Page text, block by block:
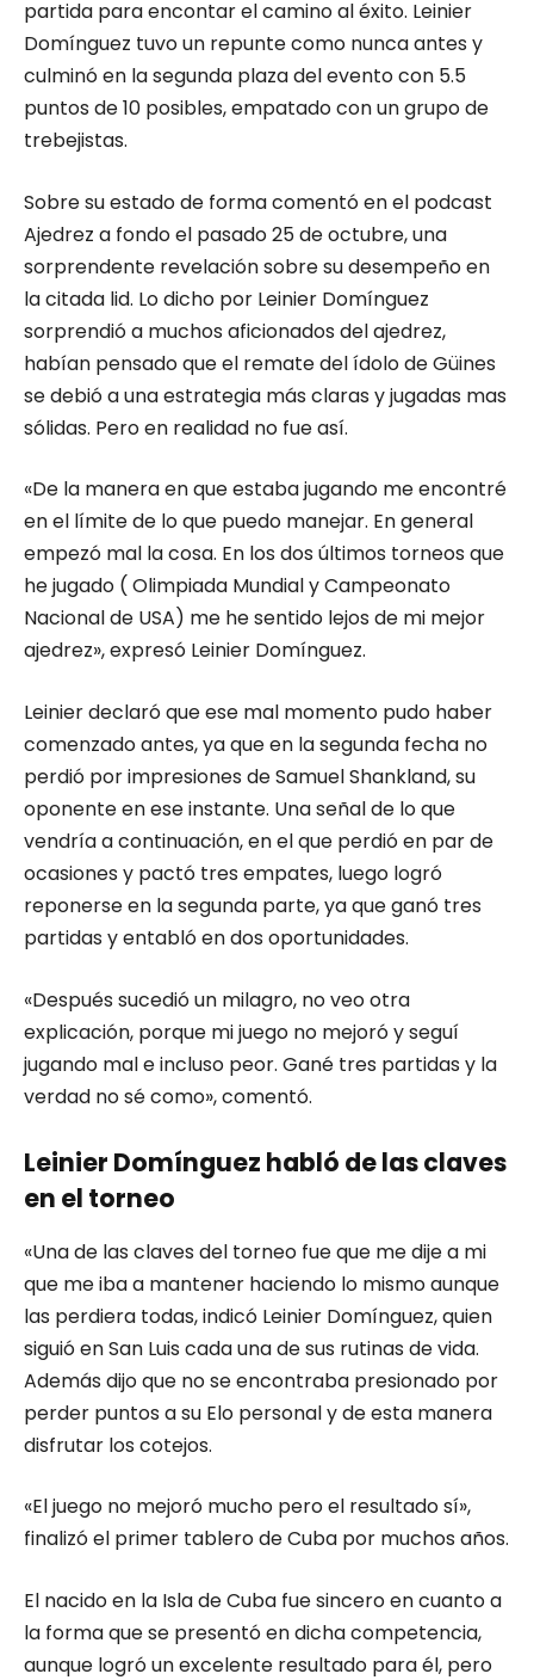
partida para encontar el camino al éxito. Leinier
Domínguez tuvo un repunte como nunca antes y
culminó en la segunda plaza del evento con 5.5
puntos de 10 posibles, empatado con un grupo de
trebejistas.
Sobre su estado de forma comentó en el podcast
Ajedrez a fondo el pasado 25 de octubre, una
sorprendente revelación sobre su desempeño en
la citada lid. Lo dicho por Leinier Domínguez
sorprendió a muchos aficionados del ajedrez,
habían pensado que el remate del ídolo de Güines
se debió a una estrategia más claras y jugadas mas
sólidas. Pero en realidad no fue así.
«De la manera en que estaba jugando me encontré
en el límite de lo que puedo manejar. En general
empezó mal la cosa. En los dos últimos torneos que
he jugado ( Olimpiada Mundial y Campeonato
Nacional de USA) me he sentido lejos de mi mejor
ajedrez», expresó Leinier Domínguez.
Leinier declaró que ese mal momento pudo haber
comenzado antes, ya que en la segunda fecha no
perdió por impresiones de Samuel Shankland, su
oponente en ese instante. Una señal de lo que
vendría a continuación, en el que perdió en par de
ocasiones y pactó tres empates, luego logró
reponerse en la segunda parte, ya que ganó tres
partidas y entabló en dos oportunidades.
«Después sucedió un milagro, no veo otra
explicación, porque mi juego no mejoró y seguí
jugando mal e incluso peor. Gané tres partidas y la
verdad no sé como», comentó.
Leinier Domínguez habló de las claves
en el torneo
«Una de las claves del torneo fue que me dije a mi
que me iba a mantener haciendo lo mismo aunque
las perdiera todas, indicó Leinier Domínguez, quien
siguió en San Luis cada una de sus rutinas de vida.
Además dijo que no se encontraba presionado por
perder puntos a su Elo personal y de esta manera
disfrutar los cotejos.
«El juego no mejoró mucho pero el resultado sí»,
finalizó el primer tablero de Cuba por muchos años.
El nacido en la Isla de Cuba fue sincero en cuanto a
la forma que se presentó en dicha competencia,
aunque logró un excelente resultado para él, pero